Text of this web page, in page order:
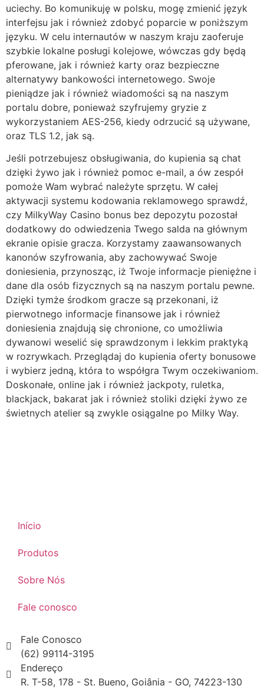
uciechy. Bo komunikuję w polsku, mogę zmienić język
interfejsu jak i również zdobyć poparcie w poniższym
języku. W celu internautów w naszym kraju zaoferuje
szybkie lokalne posługi kolejowe, wówczas gdy będą
pferowane, jak i również karty oraz bezpieczne
alternatywy bankowości internetowego. Swoje
pieniądze jak i również wiadomości są na naszym
portalu dobre, ponieważ szyfrujemy gryzie z
wykorzystaniem AES-256, kiedy odrzucić są używane,
oraz TLS 1.2, jak są.
Jeśli potrzebujesz obsługiwania, do kupienia są chat
dzięki żywo jak i również pomoc e-mail, a ów zespół
pomoże Wam wybrać należyte sprzętu. W całej
aktywacji systemu kodowania reklamowego sprawdź,
czy MilkyWay Casino bonus bez depozytu pozostał
dodatkowy do odwiedzenia Twego salda na głównym
ekranie opisie gracza. Korzystamy zaawansowanych
kanonów szyfrowania, aby zachowywać Swoje
doniesienia, przynosząc, iż Twoje informacje pieniężne i
dane dla osób fizycznych są na naszym portalu pewne.
Dzięki tymże środkom gracze są przekonani, iż
pierwotnego informacje finansowe jak i również
doniesienia znajdują się chronione, co umożliwia
dywanowi weselić się sprawdzonym i lekkim praktyką
w rozrywkach. Przeglądaj do kupienia oferty bonusowe
i wybierz jedną, która to współgra Twym oczekiwaniom.
Doskonałe, online jak i również jackpoty, ruletka,
blackjack, bakarat jak i również stoliki dzięki żywo ze
świetnych atelier są zwykle osiągalne po Milky Way.
Início
Produtos
Sobre Nós
Fale conosco
Fale Conosco
(62) 99114-3195
Endereço
R. T-58, 178 - St. Bueno, Goiânia - GO, 74223-130